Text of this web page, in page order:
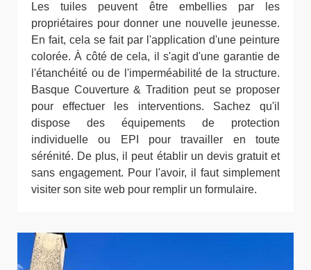
Les tuiles peuvent être embellies par les
propriétaires pour donner une nouvelle jeunesse.
En fait, cela se fait par l'application d'une peinture
colorée. À côté de cela, il s'agit d'une garantie de
l'étanchéité ou de l'imperméabilité de la structure.
Basque Couverture & Tradition peut se proposer
pour effectuer les interventions. Sachez qu'il
dispose des équipements de protection
individuelle ou EPI pour travailler en toute
sérénité. De plus, il peut établir un devis gratuit et
sans engagement. Pour l'avoir, il faut simplement
visiter son site web pour remplir un formulaire.